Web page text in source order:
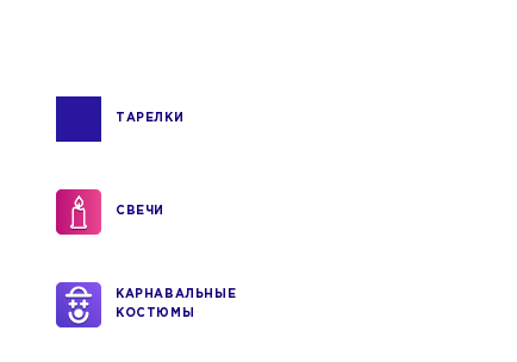
ТАРЕЛКИ
СВЕЧИ
КАРНАВАЛЬНЫЕ
КОСТЮМЫ